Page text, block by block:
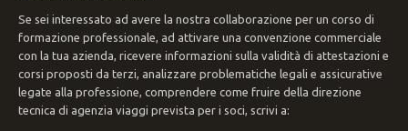
Se sei interessato ad avere la nostra collaborazione per un corso di
formazione professionale, ad attivare una convenzione commerciale
con la tua azienda, ricevere informazioni sulla validità di attestazioni e
corsi proposti da terzi, analizzare problematiche legali e assicurative
legate alla professione, comprendere come fruire della direzione
tecnica di agenzia viaggi prevista per i soci, scrivi a: